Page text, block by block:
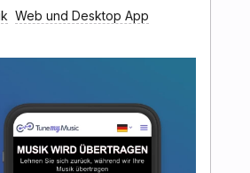
Web und Desktop App